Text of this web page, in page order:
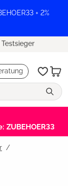
+ 2%
/